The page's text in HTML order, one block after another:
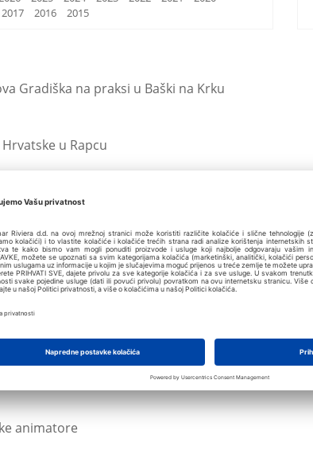
2017 2016 2015
Gradiška na praksi u Baški na Krku
u Rapcu
sezonu 2017.
diljem Hrvatske
200 stipendija za učenike diljem Hrvatske
edukativnom posjetu Valamar Rivijeri
animatore